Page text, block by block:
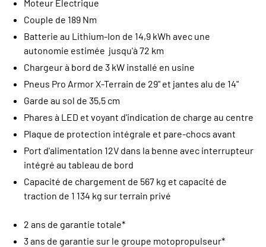
Moteur Électrique
Couple de 189 Nm
Batterie au Lithium-Ion de 14,9 kWh avec une
autonomie estimée jusqu'à 72 km
Chargeur à bord de 3 kW installé en usine
Pneus Pro Armor X-Terrain de 29" et jantes alu de 14"
Garde au sol de 35,5 cm
Phares à LED et voyant d'indication de charge au centre
Plaque de protection intégrale et pare-chocs avant
Port d'alimentation 12V dans la benne avec interrupteur
intégré au tableau de bord
Capacité de chargement de 567 kg et capacité de
traction de 1 134 kg sur terrain privé
2 ans de garantie totale*
3 ans de garantie sur le groupe motopropulseur*